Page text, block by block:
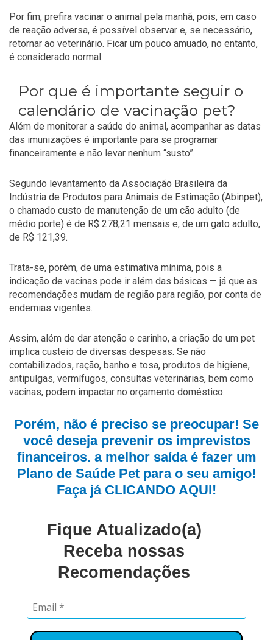
Por fim, prefira vacinar o animal pela manhã, pois, em caso
de reação adversa, é possível observar e, se necessário,
retornar ao veterinário. Ficar um pouco amuado, no entanto,
é considerado normal.
Por que é importante seguir o
calendário de vacinação pet?
Além de monitorar a saúde do animal, acompanhar as datas
das imunizações é importante para se programar
financeiramente e não levar nenhum “susto”.
Segundo levantamento da Associação Brasileira da
Indústria de Produtos para Animais de Estimação (Abinpet),
o chamado custo de manutenção de um cão adulto (de
médio porte) é de R$ 278,21 mensais e, de um gato adulto,
de R$ 121,39.
Trata-se, porém, de uma estimativa mínima, pois a
indicação de vacinas pode ir além das básicas — já que as
recomendações mudam de região para região, por conta de
endemias vigentes.
Assim, além de dar atenção e carinho, a criação de um pet
implica custeio de diversas despesas. Se não
contabilizados, ração, banho e tosa, produtos de higiene,
antipulgas, vermífugos, consultas veterinárias, bem como
vacinas, podem impactar no orçamento doméstico.
Porém, não é preciso se preocupar! Se
você deseja prevenir os imprevistos
financeiros. a melhor saída é fazer um
Plano de Saúde Pet para o seu amigo!
Faça já CLICANDO AQUI!
Fique Atualizado(a)
Receba nossas
Recomendações